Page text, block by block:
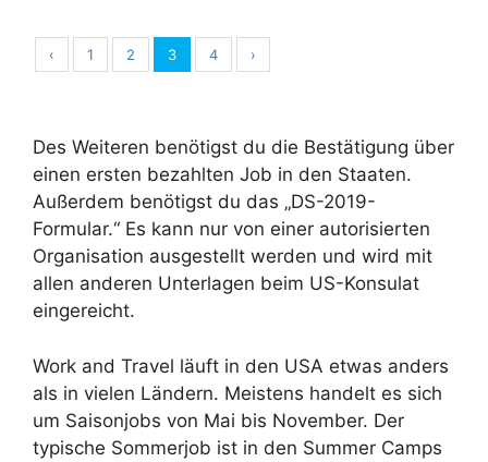
‹ 1 2 3 4 ›
Des Weiteren benötigst du die Bestätigung über
einen ersten bezahlten Job in den Staaten.
Außerdem benötigst du das „DS-2019-
Formular.“ Es kann nur von einer autorisierten
Organisation ausgestellt werden und wird mit
allen anderen Unterlagen beim US-Konsulat
eingereicht.
Work and Travel läuft in den USA etwas anders
als in vielen Ländern. Meistens handelt es sich
um Saisonjobs von Mai bis November. Der
typische Sommerjob ist in den Summer Camps